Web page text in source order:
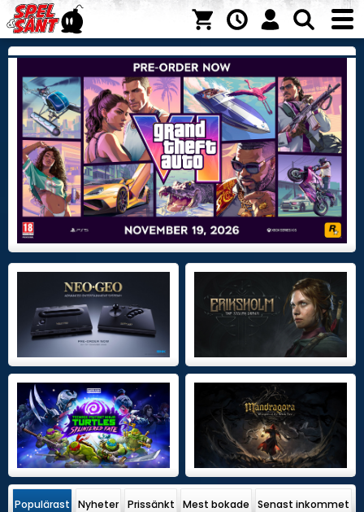
Populärast Nyheter Prissänkt Mest bokade Senast inkommet